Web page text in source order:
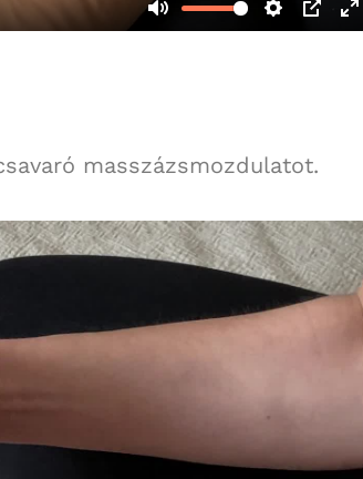
masszázsmozdulatot.